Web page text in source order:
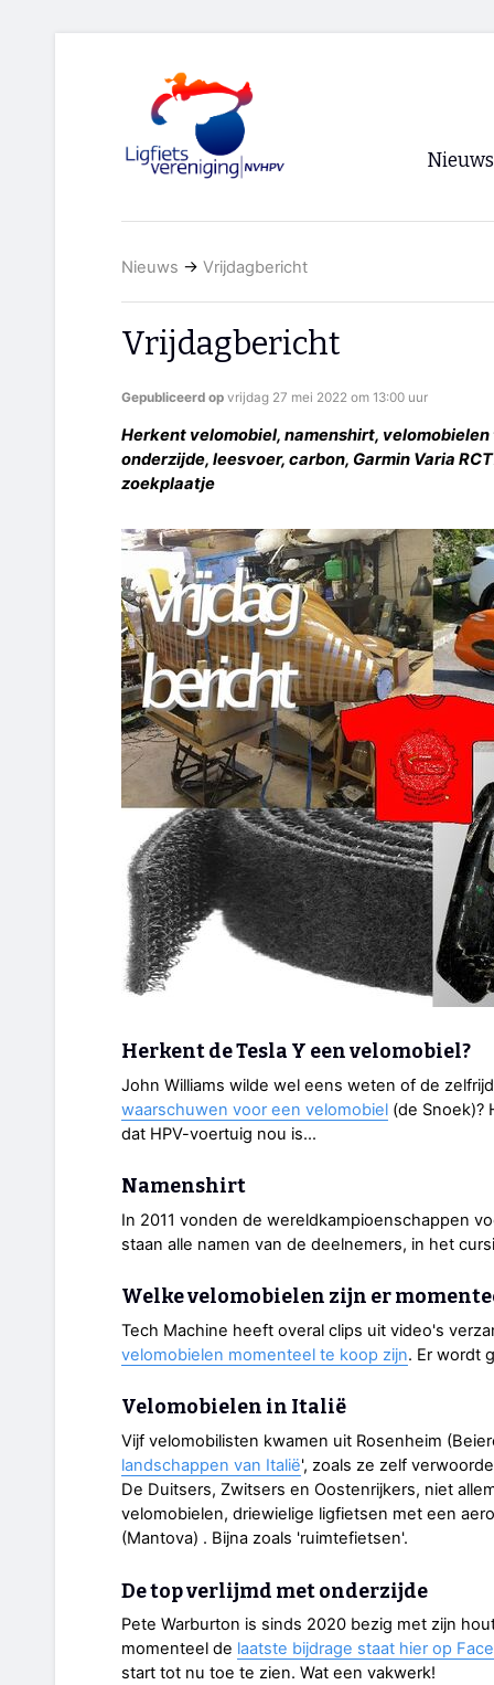
Nieuws
Nieuws → Vrijdagbericht
Vrijdagbericht
Gepubliceerd op vrijdag 27 mei 2022 om 13:00 uur
Herkent velomobiel, namenshirt,
onderzijde, leesvoer, carbon, Garmin Varia
zoekplaatje
Herkent de Tesla Y een velomobiel?
John Williams wilde wel eens weten of de
waarschuwen voor een velomobiel (de Snoek)?
dat HPV-voertuig nou is…
Namenshirt
In 2011 vonden de wereldkampioenschappen
staan alle namen van de deelnemers, in het
Welke velomobielen zijn er
Tech Machine heeft overal clips uit video's
velomobielen momenteel te koop zijn. Er wordt
Velomobielen in Italië
Vijf velomobilisten kwamen uit Rosenheim
landschappen van Italië', zoals ze zelf
De Duitsers, Zwitsers en Oostenrijkers, niet
velomobielen, driewielige ligfietsen met een
(Mantova) . Bijna zoals 'ruimtefietsen'.
De top verlijmd met onderzijde
Pete Warburton is sinds 2020 bezig met zijn
momenteel de laatste bijdrage staat hier op
start tot nu toe te zien. Wat een vakwerk!